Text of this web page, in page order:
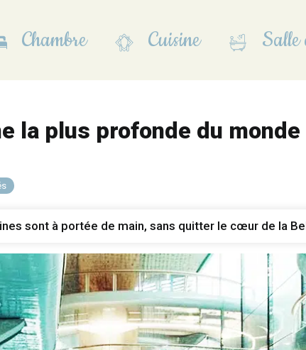
Chambre Cuisine Salle
la plus profonde du
sont à portée de main, sans quitter le cœur de la